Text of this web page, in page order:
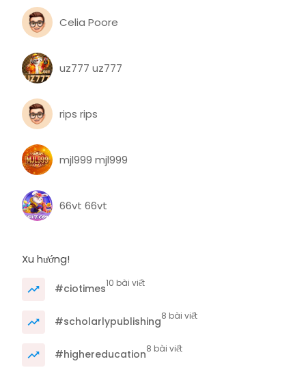
Celia Poore
uz777 uz777
rips rips
mjl999 mjl999
66vt 66vt
Xu hướng!
#ciotimes10 bài viết
#scholarlypublishing8 bài viết
#highereducation8 bài viết